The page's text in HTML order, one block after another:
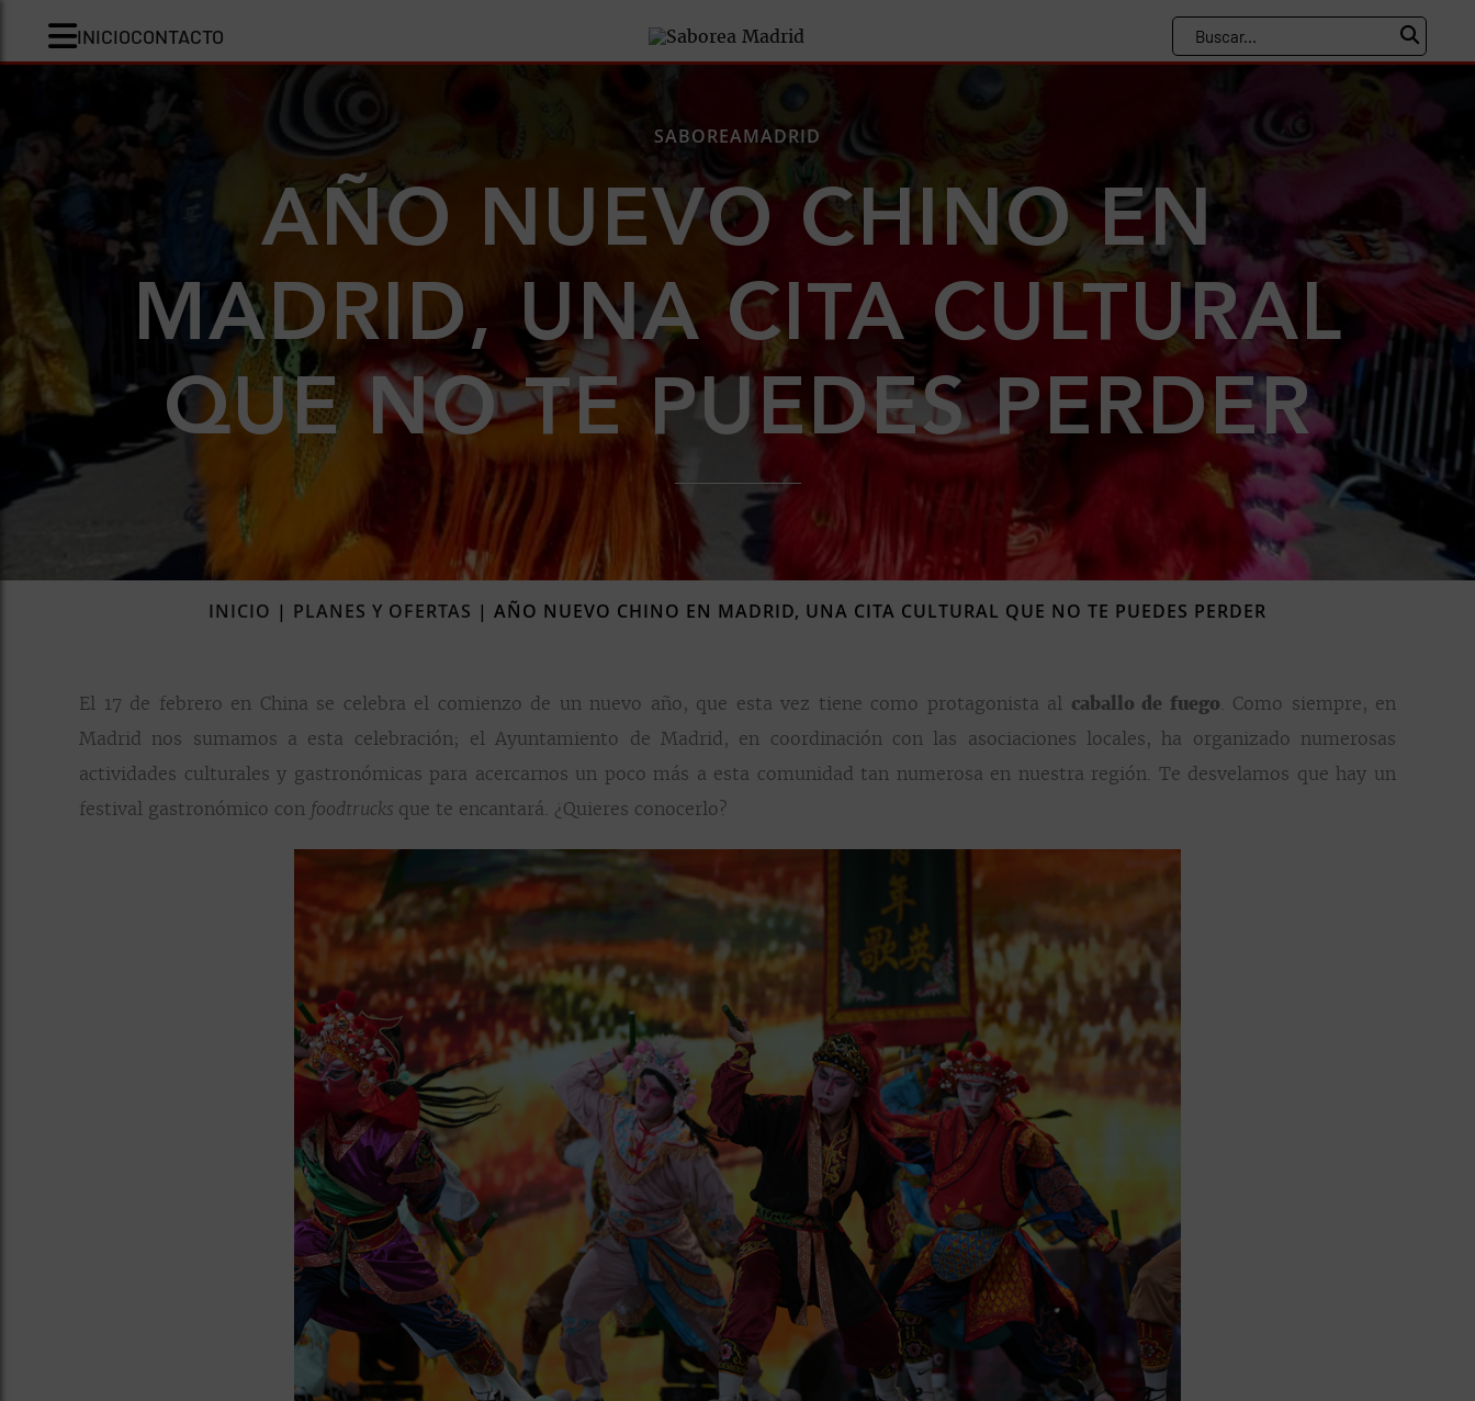
INICIOCONTACTO
SABOREAMADRID
AÑO NUEVO CHINO EN
MADRID, UNA CITA CULTURAL
QUE NO TE PUEDES PERDER
INICIO | PLANES Y OFERTAS | AÑO NUEVO CHINO EN MADRID, UNA CITA CULTURAL QUE NO TE PUEDES PERDER
El 17 de febrero en China se celebra el comienzo de un nuevo año, que esta vez tiene como protagonista al caballo de fuego. Como siempre, en
Madrid nos sumamos a esta celebración; el Ayuntamiento de Madrid, en coordinación con las asociaciones locales, ha organizado numerosas
actividades culturales y gastronómicas para acercarnos un poco más a esta comunidad tan numerosa en nuestra región. Te desvelamos que hay un
festival gastronómico con foodtrucks que te encantará. ¿Quieres conocerlo?